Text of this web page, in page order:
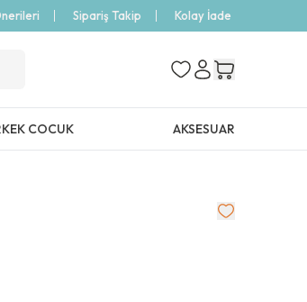
Sipariş Takip Kolay İade
COCUK AKSESUAR